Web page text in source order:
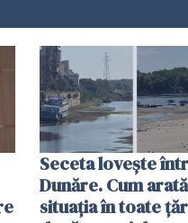
Seceta lovește
Dunăre. Cum arată
situația în toate